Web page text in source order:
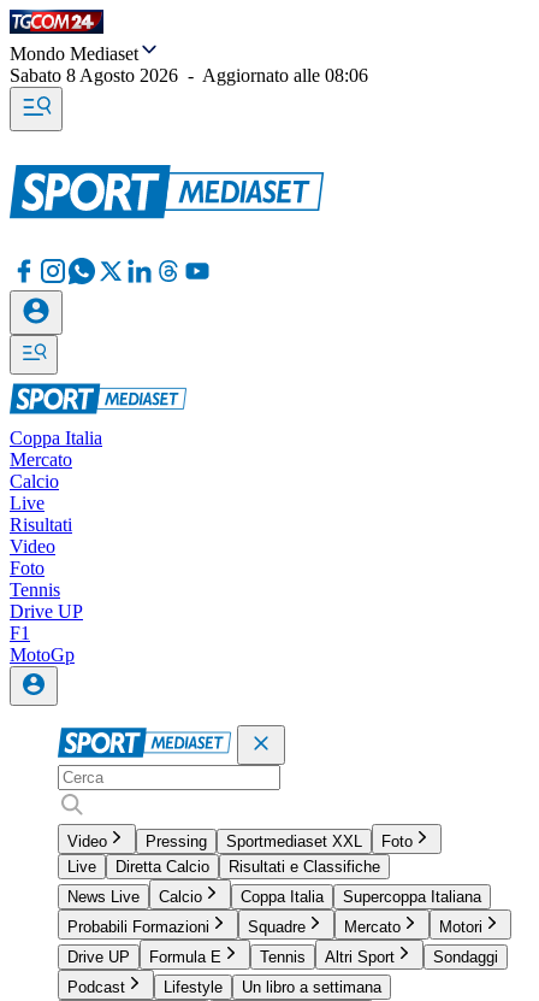
Mondo Mediaset
Sabato 8 Agosto 2026 - Aggiornato alle 08:06
Coppa Italia
Mercato
Calcio
Live
Risultati
Video
Foto
Tennis
Drive UP
F1
MotoGp
Video Pressing Sportmediaset XXL
Foto
Live
Diretta Calcio
Risultati e Classifiche
News Live
Calcio Coppa Italia
Supercoppa Italiana
Probabili Formazioni
Squadre Mercato
Motori
Drive UP
Formula E Tennis Altri Sport
Sondaggi
Podcast
Lifestyle
Un libro a settimana